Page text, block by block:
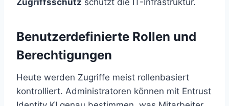
Benutzerdefinierte Rollen und
Berechtigungen
Heute werden Zugriffe meist rollenbasiert
kontrolliert. Administratoren können mit Entrust